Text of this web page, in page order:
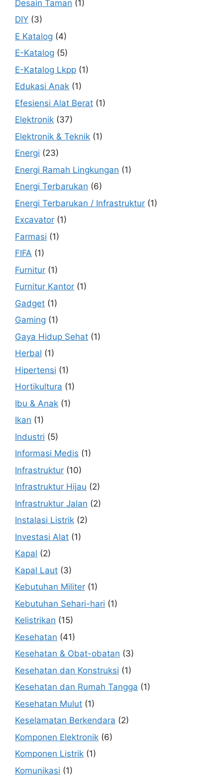
Desain Taman (1)
DIY (3)
E Katalog (4)
E-Katalog (5)
E-Katalog Lkpp (1)
Edukasi Anak (1)
Efesiensi Alat Berat (1)
Elektronik (37)
Elektronik & Teknik (1)
Energi (23)
Energi Ramah Lingkungan (1)
Energi Terbarukan (6)
Energi Terbarukan / Infrastruktur (1)
Excavator (1)
Farmasi (1)
FIFA (1)
Furnitur (1)
Furnitur Kantor (1)
Gadget (1)
Gaming (1)
Gaya Hidup Sehat (1)
Herbal (1)
Hipertensi (1)
Hortikultura (1)
Ibu & Anak (1)
Ikan (1)
Industri (5)
Informasi Medis (1)
Infrastruktur (10)
Infrastruktur Hijau (2)
Infrastruktur Jalan (2)
Instalasi Listrik (2)
Investasi Alat (1)
Kapal (2)
Kapal Laut (3)
Kebutuhan Militer (1)
Kebutuhan Sehari-hari (1)
Kelistrikan (15)
Kesehatan (41)
Kesehatan & Obat-obatan (3)
Kesehatan dan Konstruksi (1)
Kesehatan dan Rumah Tangga (1)
Kesehatan Mulut (1)
Keselamatan Berkendara (2)
Komponen Elektronik (6)
Komponen Listrik (1)
Komunikasi (1)